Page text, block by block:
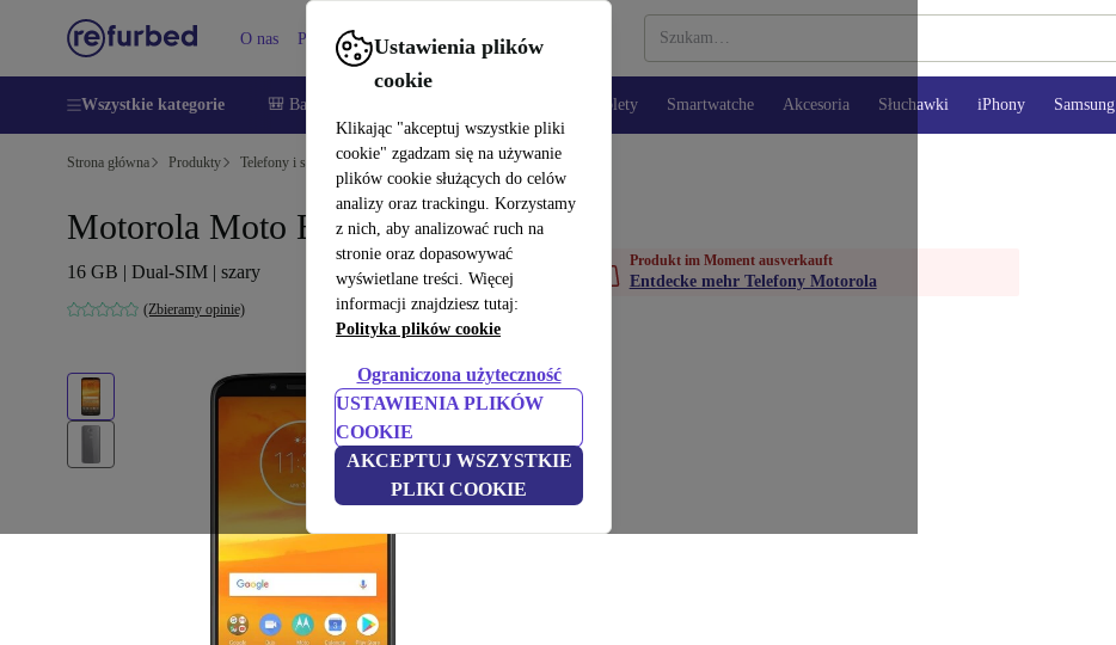
Ustawienia plików
cookie
Klikając "akceptuj wszystkie pliki
cookie" zgadzam się na używanie
plików cookie służących do celów
analizy oraz trackingu. Korzystamy
z nich, aby analizować ruch na
stronie oraz dopasowywać
wyświetlane treści. Więcej
informacji znajdziesz tutaj:
Polityka plików cookie
Ograniczona użyteczność
USTAWIENIA PLIKÓW
COOKIE
AKCEPTUJ WSZYSTKIE
PLIKI COOKIE
O nas Pomoc
Wszystkie kategorie 🎒 Back to school Tablety Smartwatche Akcesoria Słuchawki iPhony Samsung
Strona główna Produkty Telefony i smartfony Telefony Motorola
Motorola Moto E5 Plus
16 GB | Dual-SIM | szary
(Zbieramy opinie)
Produkt im Moment ausverkauft
Entdecke mehr Telefony Motorola